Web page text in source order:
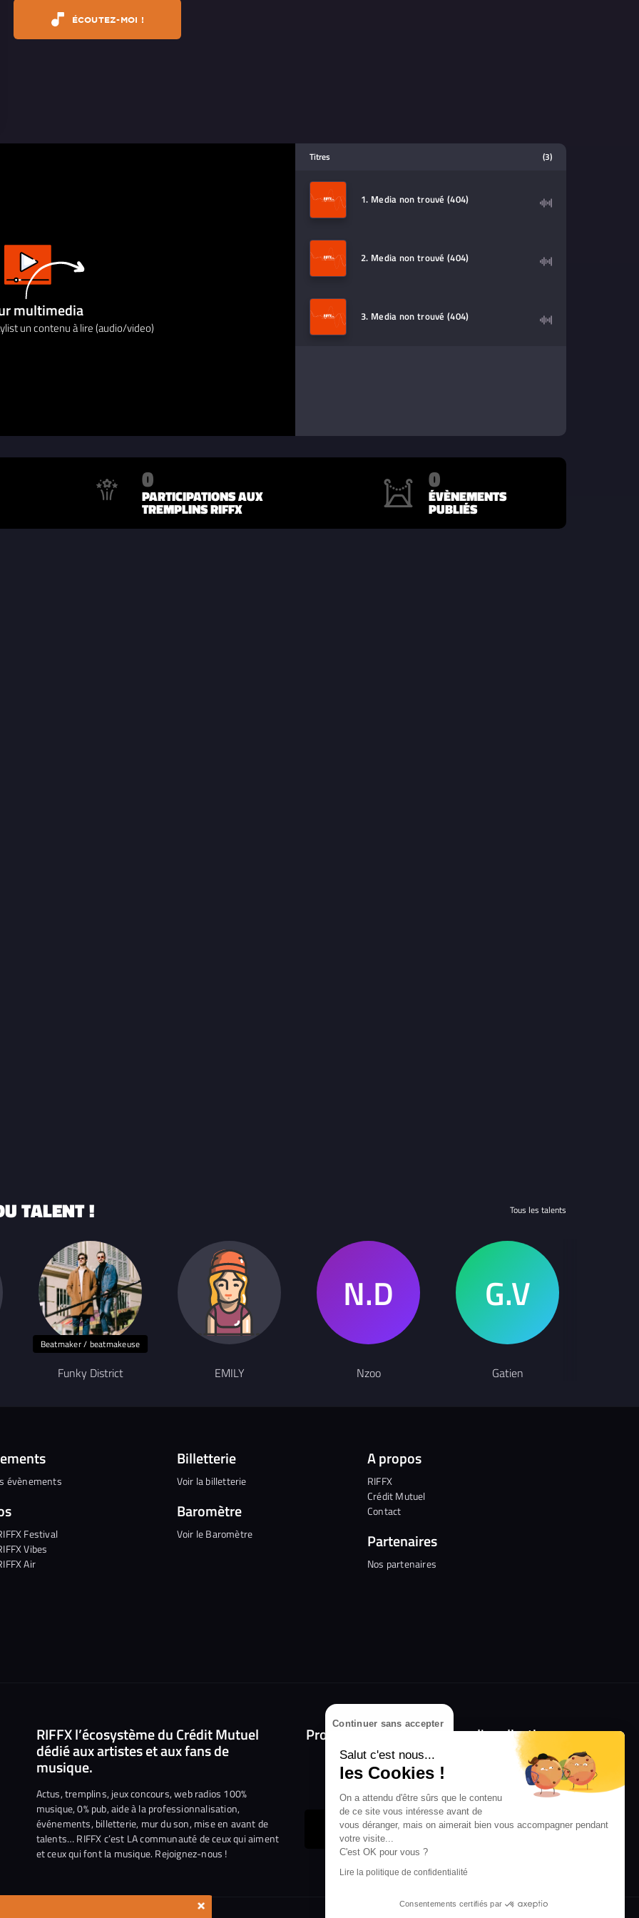
Continuer sans accepter
Salut c'est nous...
les Cookies !
On a attendu d'être sûrs que le contenu
de ce site vous intéresse avant de
vous déranger, mais on aimerait bien vous accompagner pendant
votre visite...
C'est OK pour vous ?
Lire la politique de confidentialité
Consentements certifiés par
ÉCOUTEZ-MOI !
multimedia
un contenu à lire (audio/video)
Titres (3)
1. Media non trouvé (404)
2. Media non trouvé (404)
3. Media non trouvé (404)
0
PARTICIPATIONS AUX
TREMPLINS RIFFX
0
ÉVÈNEMENTS
PUBLIÉS
TALENT ! Tous les talents
Beatmaker / beatmakeuse
Funky District EMILY Nzoo Gatien
évènements
Festival
Vibes
Air
Billetterie
Voir la billetterie
Baromètre
Voir le Baromètre
A propos
RIFFX
Crédit Mutuel
Contact
Partenaires
Nos partenaires
RIFFX l’écosystème du Crédit Mutuel
dédié aux artistes et aux fans de
musique.
Actus, tremplins, jeux concours, web radios 100%
musique, 0% pub, aide à la professionnalisation,
événements, billetterie, mur du son, mise en avant de
talents… RIFFX c’est LA communauté de ceux qui aiment
et ceux qui font la musique. Rejoignez-nous !
Prolongez l'expérience avec l'application
RIFFX !
Disponible sur l'App Store et Google Play
×